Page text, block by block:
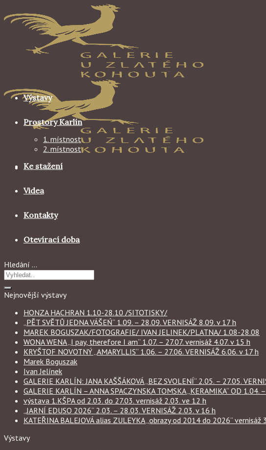
to
content
Výstavy
Prostory Karlín
1. místnost
2. místnost
Ke stažení
Videa
Kontakty
Otevírací doba
Hledání …
Nejnovější výstavy
HONZA HACHRAN 1.10-28.10 /SITOTISKY/
„PĚT SVĚTŮ JEDNA VÁŠEŃ“ 1.09. – 28.09. VERNISÁŽ 8.09. v 17 h
MAREK BOGUSZAK/FOTOGRAFIE/ IVAN JELINEK/PLATNA/ 1.08-28.08
WONA WENA „I pay, therefore I am“ 1.07. – 27.07. vernisáž 4.07. v 15 h
KRYŠTOF NOVOTNÝ „AMARYLLIS“ 1.06. – 27.06. VERNISÁŽ 6.06. v 17 h
Marek Boguszak
Ivan Jelínek
GALERIE KARLÍN: JANA KAŠŠÁKOVÁ „BEZ SVOLENÍ“ 2.05. – 27.05.
GALERIE KARLÍN – ANNA SPACZYNSKA TOMSKA „KERAMIKA“ OD
výstava 1.KŠPA od 2.03. do 27.03. vernisáž 2.03. ve 12 h
„JARNÍ EDUSO 2026“ 2.03. – 28.03. VERNISÁŽ 2.03. v 16 h
KATEŘINA BALEJOVÁ alias ZULEYKA „obrazy od 2014 do 2026“ vernisáž
Výstavy